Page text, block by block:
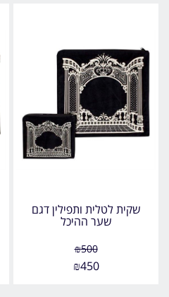
שקית לטלית ותפילין דגם
שער ההיכל
₪500
₪450